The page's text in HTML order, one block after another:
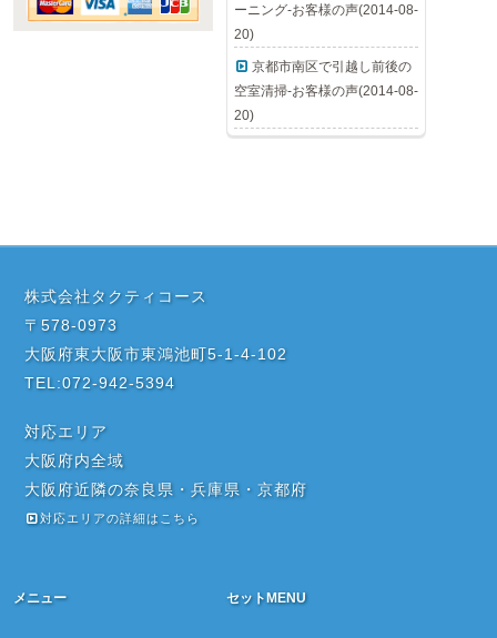
ーニング-お客様の声(2014-08-
20)
京都市南区で引越し前後の
空室清掃-お客様の声(2014-08-
20)
株式会社タクティコース
〒578-0973
大阪府東大阪市東鴻池町5-1-4-102
TEL:072-942-5394
対応エリア
大阪府内全域
大阪府近隣の奈良県・兵庫県・京都府
対応エリアの詳細はこちら
メニュー セットMENU